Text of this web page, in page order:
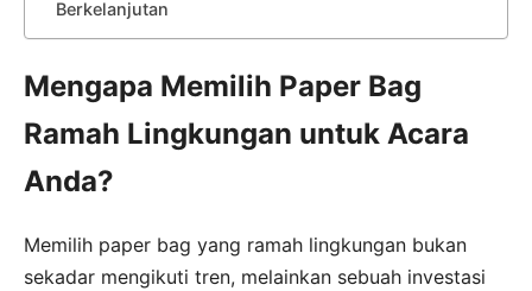
Berkelanjutan
Mengapa Memilih Paper Bag
Ramah Lingkungan untuk Acara
Anda?
Memilih paper bag yang ramah lingkungan bukan
sekadar mengikuti tren, melainkan sebuah investasi